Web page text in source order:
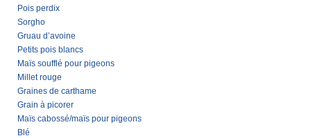
Pois perdix
Sorgho
Gruau d’avoine
Petits pois blancs
Maïs soufflé pour pigeons
Millet rouge
Graines de carthame
Grain à picorer
Maïs cabossé/maïs pour pigeons
Blé